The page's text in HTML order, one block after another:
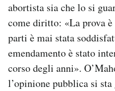
abortista sia che lo si
come diritto: «La prova è
parti è mai stata
emendamento è stato
corso degli anni».
l’opinione pubblica si